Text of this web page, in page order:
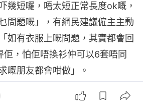
幾短囉，唔太短正常長度ok嘅，
問題嘅」，有網民建議僱主主動
如有衣服上嘅問題，其實都會回
佢，怕佢唔換衫仲可以6套唔同
嘅朋友都會咁做」。